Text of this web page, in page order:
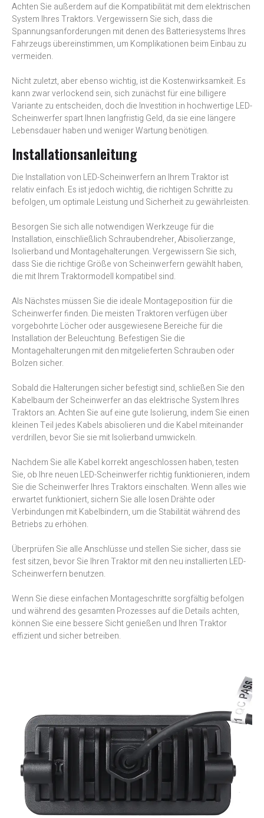
Achten Sie außerdem auf die Kompatibilität mit dem elektrischen
System Ihres Traktors. Vergewissern Sie sich, dass die
Spannungsanforderungen mit denen des Batteriesystems Ihres
Fahrzeugs übereinstimmen, um Komplikationen beim Einbau zu
vermeiden.
Nicht zuletzt, aber ebenso wichtig, ist die Kostenwirksamkeit. Es
kann zwar verlockend sein, sich zunächst für eine billigere
Variante zu entscheiden, doch die Investition in hochwertige LED-
Scheinwerfer spart Ihnen langfristig Geld, da sie eine längere
Lebensdauer haben und weniger Wartung benötigen.
Installationsanleitung
Die Installation von LED-Scheinwerfern an Ihrem Traktor ist
relativ einfach. Es ist jedoch wichtig, die richtigen Schritte zu
befolgen, um optimale Leistung und Sicherheit zu gewährleisten.
Besorgen Sie sich alle notwendigen Werkzeuge für die
Installation, einschließlich Schraubendreher, Abisolierzange,
Isolierband und Montagehalterungen. Vergewissern Sie sich,
dass Sie die richtige Größe von Scheinwerfern gewählt haben,
die mit Ihrem Traktormodell kompatibel sind.
Als Nächstes müssen Sie die ideale Montageposition für die
Scheinwerfer finden. Die meisten Traktoren verfügen über
vorgebohrte Löcher oder ausgewiesene Bereiche für die
Installation der Beleuchtung. Befestigen Sie die
Montagehalterungen mit den mitgelieferten Schrauben oder
Bolzen sicher.
Sobald die Halterungen sicher befestigt sind, schließen Sie den
Kabelbaum der Scheinwerfer an das elektrische System Ihres
Traktors an. Achten Sie auf eine gute Isolierung, indem Sie einen
kleinen Teil jedes Kabels abisolieren und die Kabel miteinander
verdrillen, bevor Sie sie mit Isolierband umwickeln.
Nachdem Sie alle Kabel korrekt angeschlossen haben, testen
Sie, ob Ihre neuen LED-Scheinwerfer richtig funktionieren, indem
Sie die Scheinwerfer Ihres Traktors einschalten. Wenn alles wie
erwartet funktioniert, sichern Sie alle losen Drähte oder
Verbindungen mit Kabelbindern, um die Stabilität während des
Betriebs zu erhöhen.
Überprüfen Sie alle Anschlüsse und stellen Sie sicher, dass sie
fest sitzen, bevor Sie Ihren Traktor mit den neu installierten LED-
Scheinwerfern benutzen.
Wenn Sie diese einfachen Montageschritte sorgfältig befolgen
und während des gesamten Prozesses auf die Details achten,
können Sie eine bessere Sicht genießen und Ihren Traktor
effizient und sicher betreiben.